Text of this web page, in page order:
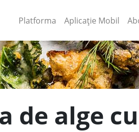
Platforma (current)
Aplicație Mobil
de alge